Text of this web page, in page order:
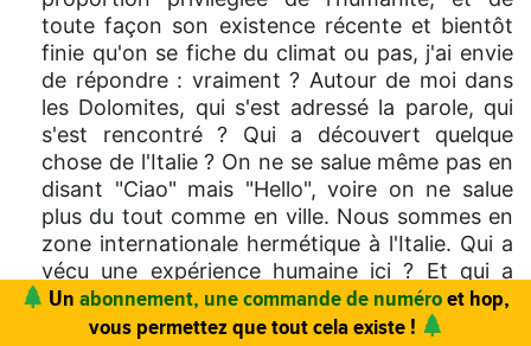
toute façon son existence récente et bientôt
finie qu'on se fiche du climat ou pas, j'ai envie
de répondre : vraiment ? Autour de moi dans
les Dolomites, qui s'est adressé la parole, qui
s'est rencontré ? Qui a découvert quelque
chose de l'Italie ? On ne se salue même pas en
disant "Ciao" mais "Hello", voire on ne salue
plus du tout comme en ville. Nous sommes en
zone internationale hermétique à l'Italie. Qui a
vécu une expérience humaine ici ? Et qui a
vraiment découvert la montagne, qui a
vraiment été attentif et touché par cet
Vous trouvez ce site utile ? Vous aimez le magazine ?